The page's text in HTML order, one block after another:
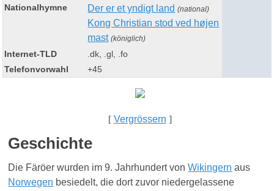
Nationalhymne Der er et yndigt land (national)
Kong Christian stod ved højen
mast (königlich)
Internet-TLD
.dk, .gl, .fo
Telefonvorwahl
+45
[ Vergrössern ]
Geschichte
Die Färöer wurden im 9. Jahrhundert vonWikingern aus
Norwegen besiedelt, die dort zuvor niedergelassene